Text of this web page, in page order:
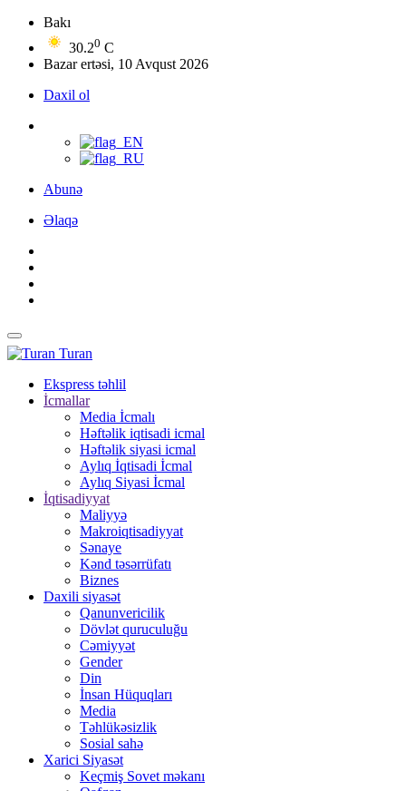
Bakı
30.20 C
Bazar ertəsi, 10 Avqust 2026
Daxil ol
Abunə
Əlaqə
Turan
Ekspress təhlil
İcmallar
Media İcmalı
Həftəlik iqtisadi icmal
Həftəlik siyasi icmal
Aylıq İqtisadi İcmal
Aylıq Siyasi İcmal
İqtisadiyyat
Maliyyə
Makroiqtisadiyyat
Sənaye
Kənd təsərrüfatı
Biznes
Daxili siyasət
Qanunvericilik
Dövlət quruculuğu
Cəmiyyət
Gender
Din
İnsan Hüquqları
Media
Təhlükəsizlik
Sosial sahə
Xarici Siyasət
Keçmiş Sovet məkanı